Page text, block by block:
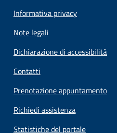
Informativa privacy
Note legali
Dichiarazione di accessibilità
Contatti
Prenotazione appuntamento
Richiedi assistenza
Statistiche del portale